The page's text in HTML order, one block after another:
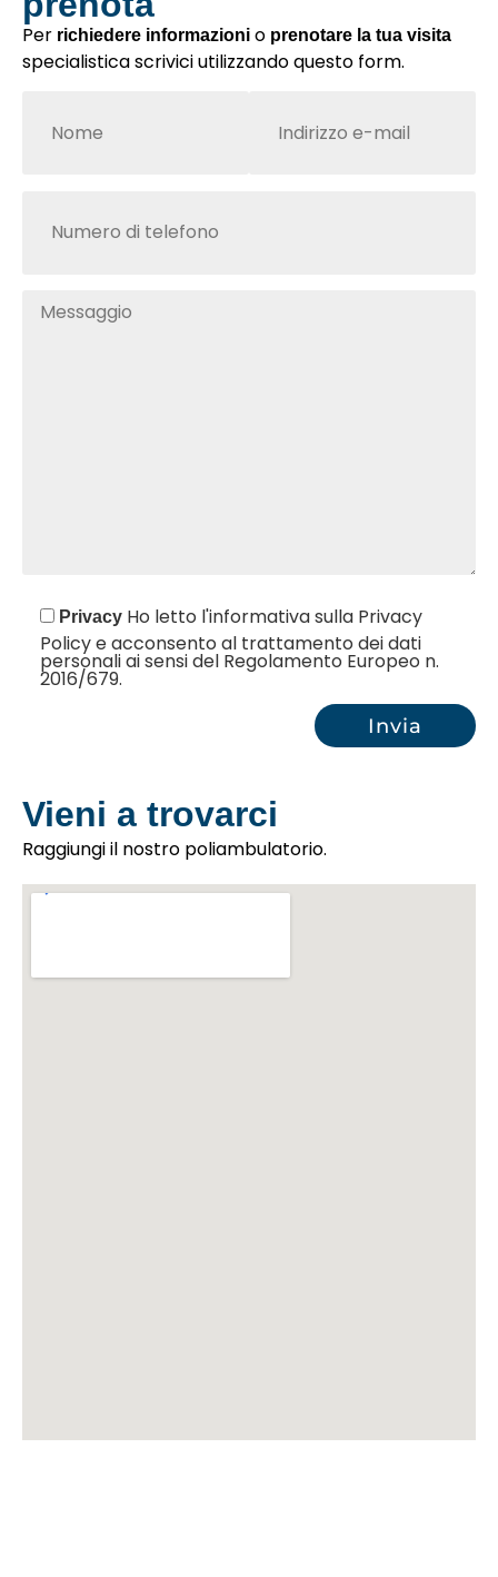
Per richiedere informazioni o prenotare la tua visita
specialistica scrivici utilizzando questo form.
Privacy Ho letto l'informativa sulla Privacy
Policy e acconsento al trattamento dei dati
personali ai sensi del Regolamento Europeo n.
2016/679.
Vieni a trovarci
Raggiungi il nostro poliambulatorio.